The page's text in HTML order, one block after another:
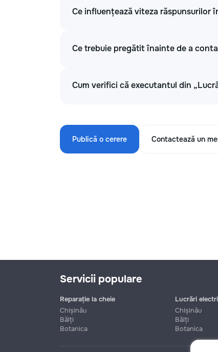
Ce influențează viteza răspunsurilor
Ce trebuie pregătit înainte de a
Cum verifici că executantul din
Publică o cerere Contactează un
Servicii populare
Reparație la cheie
Chișinău
Bălți
Botanica
Lucrări
Chișinău
Bălți
Botanica